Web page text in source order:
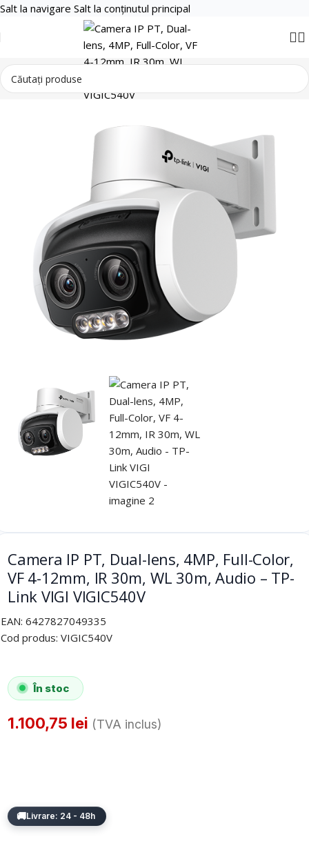
Salt la navigare Salt la conținutul principal
Supraveghere Video
Camera IP PT, Dual-lens, 4MP, Full-Color,
VF 4-12mm, IR 30m, WL 30m, Audio – TP-
Link VIGI VIGIC540V
EAN: 6427827049335
Cod produs: VIGIC540V
În stoc
1.100,75 lei (TVA inclus)
Livrare: 24 - 48h